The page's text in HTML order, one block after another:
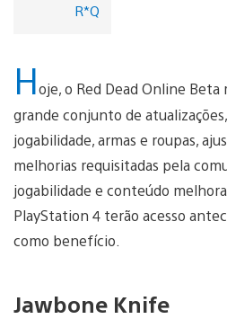
R*Q
Hoje, o Red Dead Online
grande conjunto de
jogabilidade, armas e roupas,
melhorias requisitadas pela
jogabilidade e conteúdo
PlayStation 4 terão acesso
como benefício.
Jawbone Knife